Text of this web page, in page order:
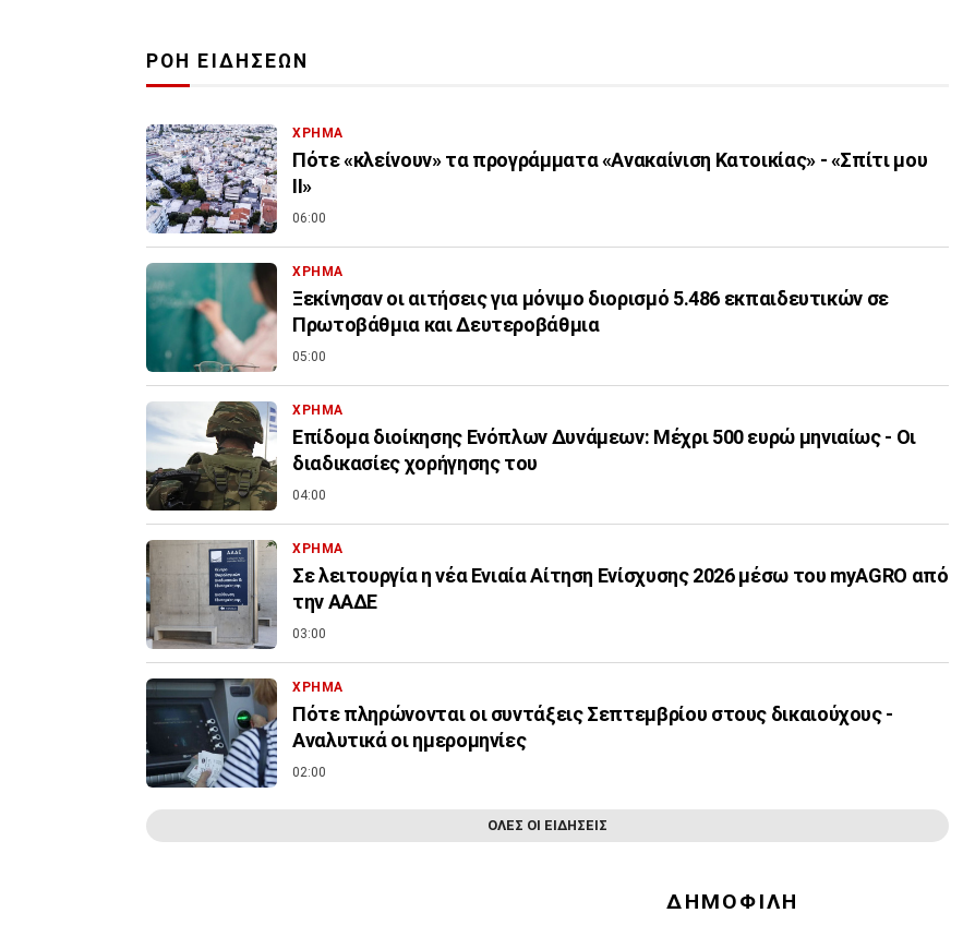
ΡΟΗ ΕΙΔΗΣΕΩΝ
ΧΡΗΜΑ
Πότε «κλείνουν» τα προγράμματα «Ανακαίνιση Κατοικίας» - «Σπίτι μου
ΙΙ»
06:00
ΧΡΗΜΑ
Ξεκίνησαν οι αιτήσεις για μόνιμο διορισμό 5.486 εκπαιδευτικών σε
Πρωτοβάθμια και Δευτεροβάθμια
05:00
ΧΡΗΜΑ
Επίδομα διοίκησης Ενόπλων Δυνάμεων: Μέχρι 500 ευρώ μηνιαίως - Οι
διαδικασίες χορήγησης του
04:00
ΧΡΗΜΑ
Σε λειτουργία η νέα Ενιαία Αίτηση Ενίσχυσης 2026 μέσω του myAGRO από
την ΑΑΔΕ
03:00
ΧΡΗΜΑ
Πότε πληρώνονται οι συντάξεις Σεπτεμβρίου στους δικαιούχους -
Αναλυτικά οι ημερομηνίες
02:00
ΟΛΕΣ ΟΙ ΕΙΔΗΣΕΙΣ
ΔΗΜΟΦΙΛΗ